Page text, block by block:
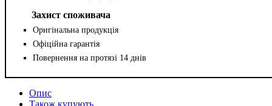
Захист споживача
Оригінальна продукція
Офіційна гарантія
Повернення на протязі 14 днів
Опис
Також купують